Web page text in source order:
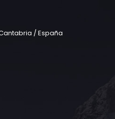
/ España